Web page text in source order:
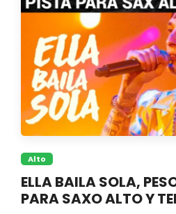
Alto
ELLA BAILA SOLA,
PARA SAXO ALTO Y